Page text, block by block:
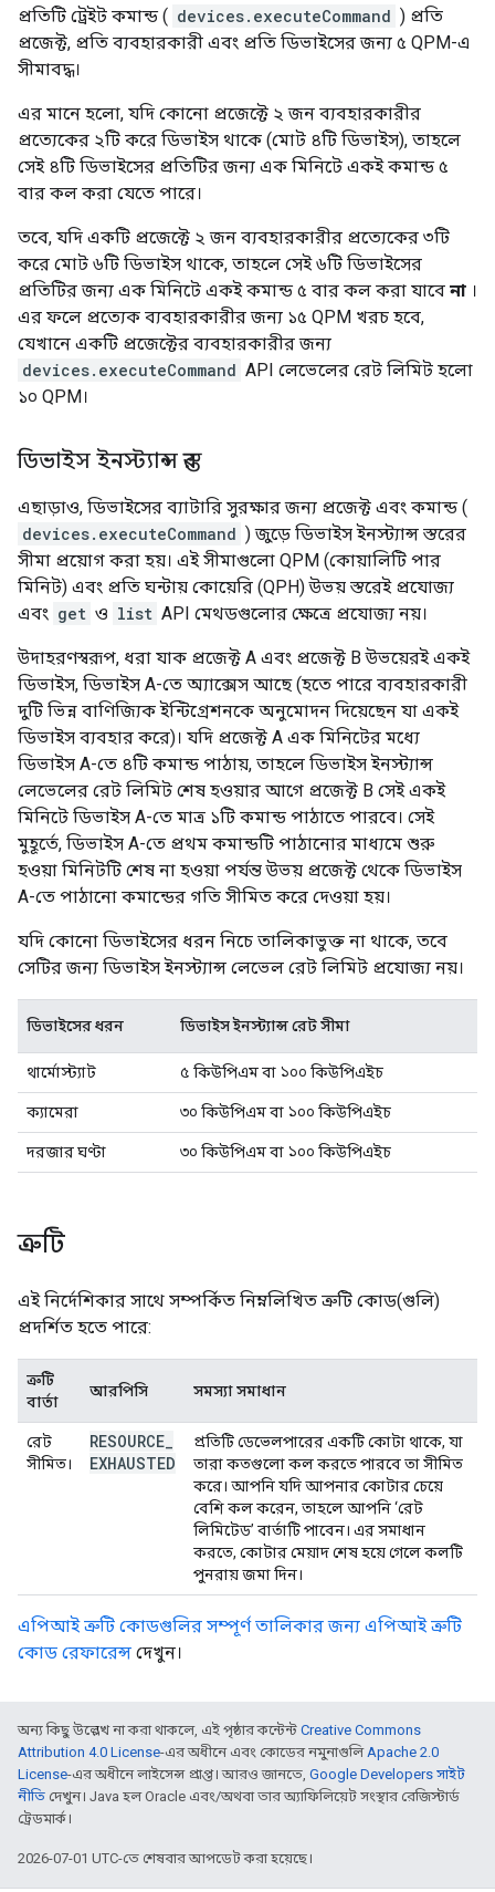
প্রতিটি ট্রেইট কমান্ড ( devices.executeCommand ) প্রতি
প্রজেক্ট, প্রতি ব্যবহারকারী এবং প্রতি ডিভাইসের জন্য ৫ QPM-এ
সীমাবদ্ধ।
এর মানে হলো, যদি কোনো প্রজেক্টে ২ জন ব্যবহারকারীর
প্রত্যেকের ২টি করে ডিভাইস থাকে (মোট ৪টি ডিভাইস), তাহলে
সেই ৪টি ডিভাইসের প্রতিটির জন্য এক মিনিটে একই কমান্ড ৫
বার কল করা যেতে পারে।
তবে, যদি একটি প্রজেক্টে ২ জন ব্যবহারকারীর প্রত্যেকের ৩টি
করে মোট ৬টি ডিভাইস থাকে, তাহলে সেই ৬টি ডিভাইসের
প্রতিটির জন্য এক মিনিটে একই কমান্ড ৫ বার কল করা যাবে না ।
এর ফলে প্রত্যেক ব্যবহারকারীর জন্য ১৫ QPM খরচ হবে,
যেখানে একটি প্রজেক্টের ব্যবহারকারীর জন্য
devices.executeCommand API লেভেলের রেট লিমিট হলো
১০ QPM।
ডিভাইস ইনস্ট্যান্স স্তর
এছাড়াও, ডিভাইসের ব্যাটারি সুরক্ষার জন্য প্রজেক্ট এবং কমান্ড (
devices.executeCommand ) জুড়ে ডিভাইস ইনস্ট্যান্স স্তরের
সীমা প্রয়োগ করা হয়। এই সীমাগুলো QPM (কোয়ালিটি পার
মিনিট) এবং প্রতি ঘন্টায় কোয়েরি (QPH) উভয় স্তরেই প্রযোজ্য
এবং get ও list API মেথডগুলোর ক্ষেত্রে প্রযোজ্য নয়।
উদাহরণস্বরূপ, ধরা যাক প্রজেক্ট A এবং প্রজেক্ট B উভয়েরই একই
ডিভাইস, ডিভাইস A-তে অ্যাক্সেস আছে (হতে পারে ব্যবহারকারী
দুটি ভিন্ন বাণিজ্যিক ইন্টিগ্রেশনকে অনুমোদন দিয়েছেন যা একই
ডিভাইস ব্যবহার করে)। যদি প্রজেক্ট A এক মিনিটের মধ্যে
ডিভাইস A-তে ৪টি কমান্ড পাঠায়, তাহলে ডিভাইস ইনস্ট্যান্স
লেভেলের রেট লিমিট শেষ হওয়ার আগে প্রজেক্ট B সেই একই
মিনিটে ডিভাইস A-তে মাত্র ১টি কমান্ড পাঠাতে পারবে। সেই
মুহূর্তে, ডিভাইস A-তে প্রথম কমান্ডটি পাঠানোর মাধ্যমে শুরু
হওয়া মিনিটটি শেষ না হওয়া পর্যন্ত উভয় প্রজেক্ট থেকে ডিভাইস
A-তে পাঠানো কমান্ডের গতি সীমিত করে দেওয়া হয়।
যদি কোনো ডিভাইসের ধরন নিচে তালিকাভুক্ত না থাকে, তবে
সেটির জন্য ডিভাইস ইনস্ট্যান্স লেভেল রেট লিমিট প্রযোজ্য নয়।
ডিভাইসের ধরন ডিভাইস ইনস্ট্যান্স রেট সীমা
থার্মোস্ট্যাট ৫ কিউপিএম বা ১০০ কিউপিএইচ
ক্যামেরা ৩০ কিউপিএম বা ১০০ কিউপিএইচ
দরজার ঘণ্টা ৩০ কিউপিএম বা ১০০ কিউপিএইচ
ত্রুটি
এই নির্দেশিকার সাথে সম্পর্কিত নিম্নলিখিত ত্রুটি কোড(গুলি)
প্রদর্শিত হতে পারে:
ত্রুটি
বার্তা
আরপিসি সমস্যা সমাধান
রেট
সীমিত।
RESOURCE
EXHAUSTED
প্রতিটি ডেভেলপারের একটি কোটা থাকে, যা
তারা কতগুলো কল করতে পারবে তা সীমিত
করে। আপনি যদি আপনার কোটার চেয়ে
বেশি কল করেন, তাহলে আপনি ‘রেট
লিমিটেড’ বার্তাটি পাবেন। এর সমাধান
করতে, কোটার মেয়াদ শেষ হয়ে গেলে কলটি
পুনরায় জমা দিন।
এপিআই ত্রুটি কোডগুলির সম্পূর্ণ তালিকার জন্য এপিআই ত্রুটি
কোড রেফারেন্স দেখুন।
অন্য কিছু উল্লেখ না করা থাকলে, এই পৃষ্ঠার কন্টেন্ট Creative Commons
Attribution 4.0 License-এর অধীনে এবং কোডের নমুনাগুলিApache 2.0
License-এর অধীনে লাইসেন্স প্রাপ্ত। আরও জানতে, Google Developers সাইট
নীতি দেখুন। Java হল Oracle এবং/অথবা তার অ্যাফিলিয়েট সংস্থার রেজিস্টার্ড
ট্রেডমার্ক।
2026-07-01 UTC-তে শেষবার আপডেট করা হয়েছে।